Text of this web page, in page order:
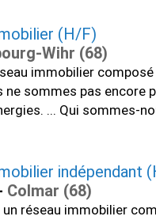
(H/F)
Wihr (68)
immobilier
ne sommes pas
... Qui sommes-
indépendant
Colmar (68)
un réseau immobilier